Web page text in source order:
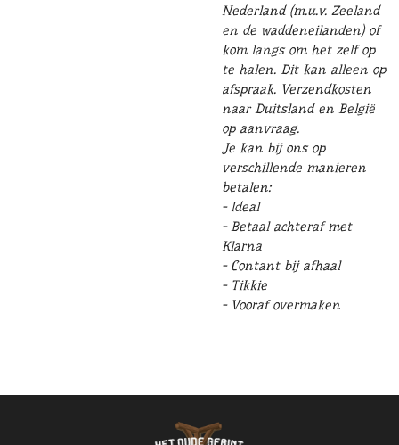
Nederland (m.u.v. Zeeland
en de waddeneilanden) of
kom langs om het zelf op
te halen. Dit kan alleen op
afspraak. Verzendkosten
naar Duitsland en België
op aanvraag.
Je kan bij ons op
verschillende manieren
betalen:
- Ideal
- Betaal achteraf met
Klarna
- Contant bij afhaal
- Tikkie
- Vooraf overmaken